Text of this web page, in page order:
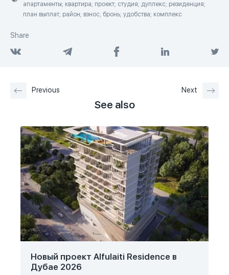
апартаменты; квартира; проект; студия; дуплекс; резиденция;
план выплат; район; взнос; бронь; удобства; комплекс
Share
Previous Next
See also
Новый проект Alfulaiti Residence в
Дубае 2026